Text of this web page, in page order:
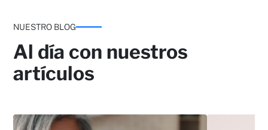
NUESTRO BLOG
Al día con nuestros
artículos